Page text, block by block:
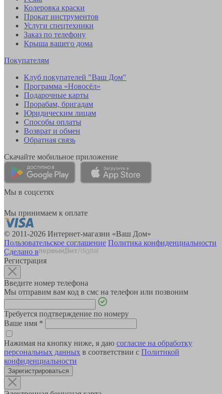
Колеровка краски
Прокат инструментов
Услуги спецтехники
Заказ по телефону
Крыша вашего дома
Покупателям
Клуб покупателей "Ваш Дом"
Программа «Новосёл»
Подарочные карты
Прорабам, бригадам
Юридическим лицам
Способы оплаты
Возврат и обмен
Обратная связь
Скачайте мобильное приложение
Мы в соцсетях
Мы принимаем к оплате
© 2011-2026 Интернет-магазин «Ваш Дом»
Пользовательское соглашение Политика конфиденциальности
Сделано в
Регистрация
Введите номер телефона
Мы отправим вам код в смс на телефон или позвоним
Требуется подтверждение по номеру
Ваше имя *
Нажимая на кнопку ниже, я даю согласие на обработку
персональных данных в соответствии с Политикой
конфиденциальности
Зарегистрироваться